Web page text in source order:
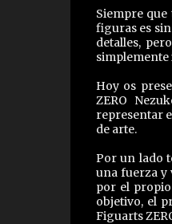
Siempre
figuras es
detalles,
simplemente
Hoy os
ZERO
representar
de arte.
Por un lado
una fuerza y
por el
objetivo, el
Figuarts